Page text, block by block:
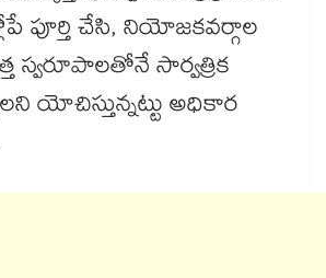
పూర్తి చేసి, నియోజకవర్గాల
స్వరూపాలతోనే సార్వత్రిక
యోచిస్తున్నట్టు అధికార